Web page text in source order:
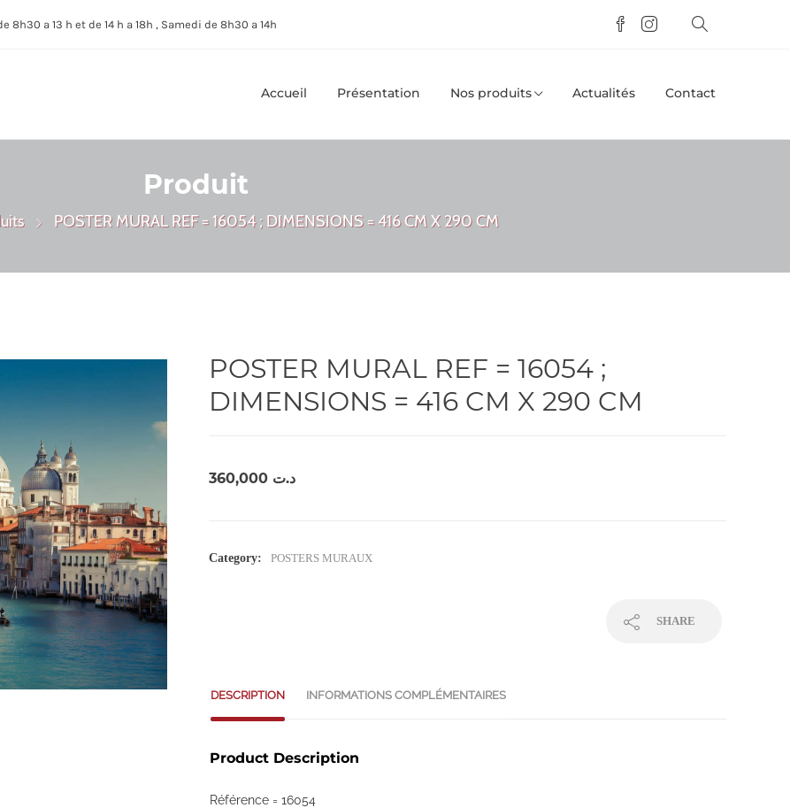
8h30 a 13 h et de 14 h a 18h , Samedi de 8h30 a 14h
Accueil Présentation Nos produits Actualités Contact
Produit
POSTER MURAL REF = 16054 ; DIMENSIONS = 416 CM X 290 CM
POSTER MURAL REF = 16054 ;
DIMENSIONS = 416 CM X 290 CM
د.ت
Category: POSTERS MURAUX
SHARE
DESCRIPTION INFORMATIONS COMPLÉMENTAIRES
Product Description
Référence = 16054